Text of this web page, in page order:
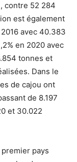
contre 52 284
est également
avec 40.383
en 2020 avec
tonnes et
Dans le
de cajou ont
de 8.197
et 30.022
pays